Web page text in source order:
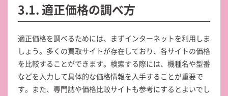
3.1. 適正価格の調べ方
適正価格を調べるためには、まずインターネットを利用しま
しょう。多くの買取サイトが存在しており、各サイトの価格
を比較することができます。検索する際には、機種名や型番
などを入力して具体的な価格情報を入手することが重要で
す。また、専門誌や価格比較サイトも参考にするとよいでし